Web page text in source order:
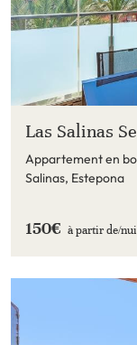
Las Salinas
Appartement en
Salinas, Estepona
150€ à partir de/